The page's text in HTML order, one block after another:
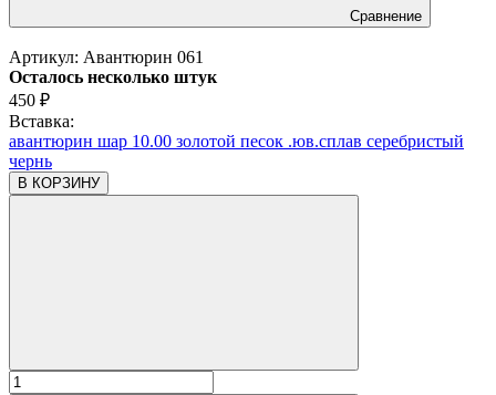
Сравнение
Артикул: Авантюрин 061
Осталось несколько штук
450 ₽
Вставка:
авантюрин шар 10.00 золотой песок .юв.сплав серебристый
чернь
В КОРЗИНУ